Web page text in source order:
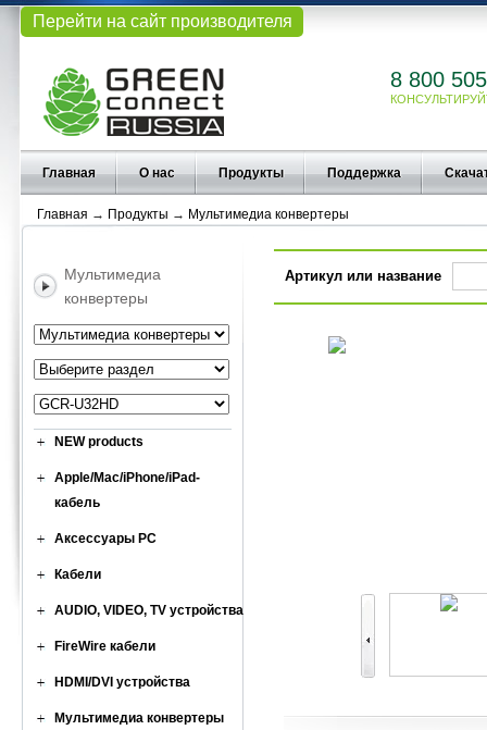
Перейти на сайт производителя
8 800
Главная О нас Продукты Поддержка
Главная → Продукты → Мультимедиа конвертеры
Мультимедиа
конвертеры
NEW products
Apple/Mac/iPhone/iPad-
кабель
Аксессуары PC
Кабели
AUDIO, VIDEO, TV устройства
FireWire кабели
HDMI/DVI устройства
Мультимедиа конвертеры
Артикул или название